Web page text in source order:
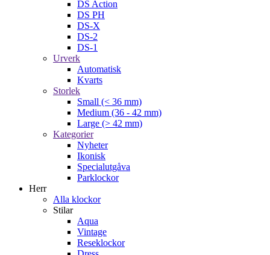
DS Action
DS PH
DS-X
DS-2
DS-1
Urverk
Automatisk
Kvarts
Storlek
Small (< 36 mm)
Medium (36 - 42 mm)
Large (> 42 mm)
Kategorier
Nyheter
Ikonisk
Specialutgåva
Parklockor
Herr
Alla klockor
Stilar
Aqua
Vintage
Reseklockor